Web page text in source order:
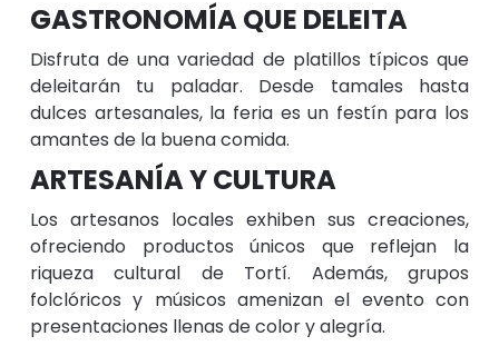
GASTRONOMÍA QUE DELEITA
Disfruta de una variedad de platillos típicos que
deleitarán tu paladar. Desde tamales hasta
dulces artesanales, la feria es un festín para los
amantes de la buena comida.​
ARTESANÍA Y CULTURA
Los artesanos locales exhiben sus creaciones,
ofreciendo productos únicos que reflejan la
riqueza cultural de Tortí. Además, grupos
folclóricos y músicos amenizan el evento con
presentaciones llenas de color y alegría.​